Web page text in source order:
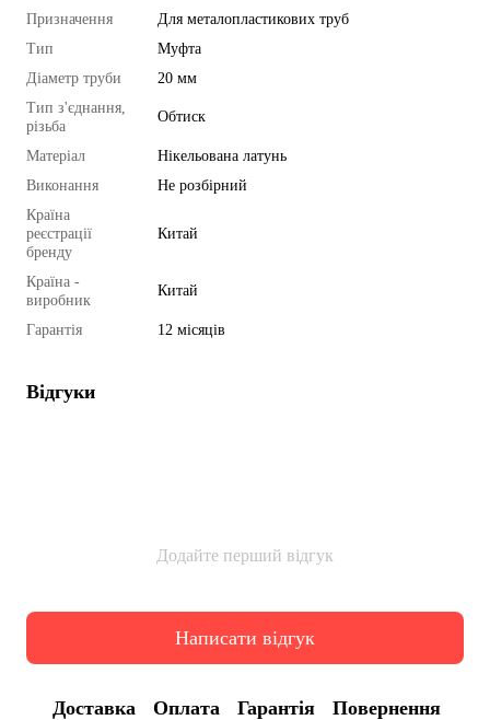
Призначення
Для металопластикових труб
Тип
Муфта
Діаметр труби
20 мм
Тип з'єднання,
різьба
Обтиск
Матеріал
Нікельована латунь
Виконання
Не розбірний
Країна
реєстрації
бренду
Китай
Країна -
виробник
Китай
Гарантія 12 місяців
Відгуки
Додайте перший відгук
Написати відгук
Доставка Оплата Гарантія Повернення